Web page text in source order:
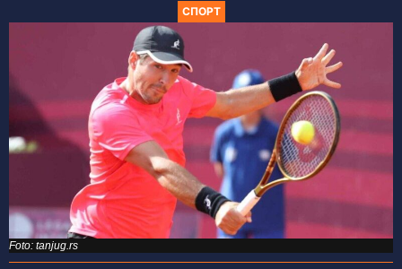
СПОРТ
Foto: tanjug.rs